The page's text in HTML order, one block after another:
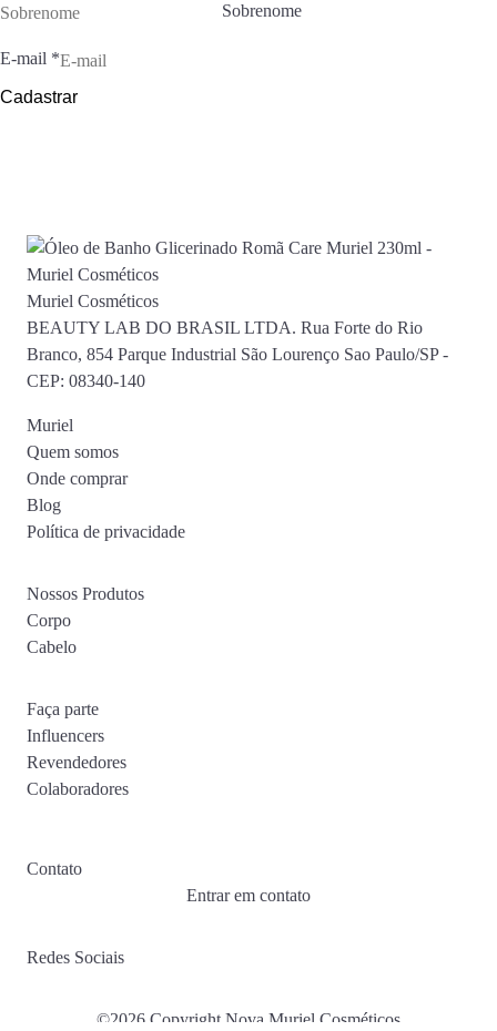
Sobrenome
E-mail *
Cadastrar
Muriel Cosméticos
BEAUTY LAB DO BRASIL LTDA. Rua Forte do Rio
Branco, 854 Parque Industrial São Lourenço Sao Paulo/SP -
CEP: 08340-140
Muriel
Quem somos
Onde comprar
Blog
Política de privacidade
Nossos Produtos
Corpo
Cabelo
Faça parte
Influencers
Revendedores
Colaboradores
Contato
Entrar em contato
Redes Sociais
©2026 Copyright Nova Muriel Cosméticos